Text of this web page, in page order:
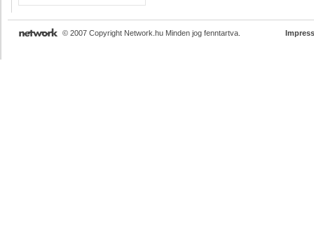
© 2007 Copyright Network.hu Minden jog fenntartva.